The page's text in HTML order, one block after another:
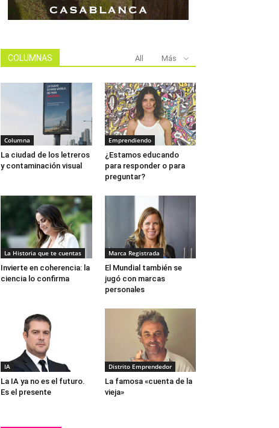
COLUMNAS All Más
Columna
La ciudad de los letreros
y contaminación visual
Emprendiendo
¿Estamos educando
para responder o para
preguntar?
La Historia que te cuentas
Invierte en coherencia: la
ciencia lo confirma
Marca Registrada
El Mundial también se
jugó con marcas
personales
IA
La IA ya no es el futuro.
Es el presente
Distrito Emprendedor
La famosa «cuenta de la
vieja»